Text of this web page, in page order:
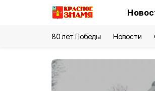
80 лет Победы Новости